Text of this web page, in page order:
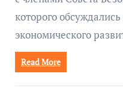
которого
экономического
Read More